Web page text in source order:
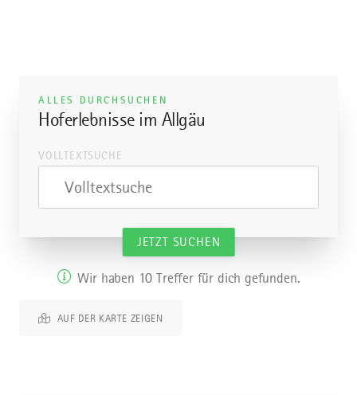
ALLES DURCHSUCHEN
Hoferlebnisse im Allgäu
VOLLTEXTSUCHE
Volltextsuche
JETZT SUCHEN
AUF DER KARTE ZEIGEN
Wir haben 10 Treffer für dich gefunden.